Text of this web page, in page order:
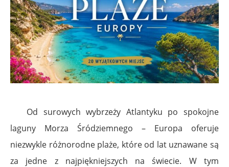
Od surowych wybrzeży Atlantyku po spokojne
laguny Morza Śródziemnego – Europa oferuje
niezwykle różnorodne plaże, które od lat uznawane są
za jedne z najpiękniejszych na świecie. W tym